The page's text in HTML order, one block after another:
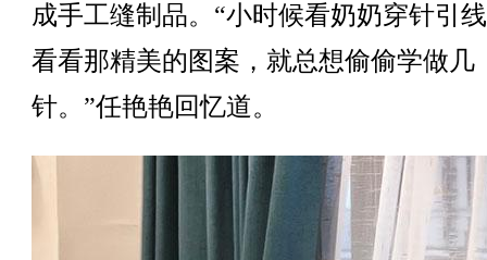
成手工缝制品。“小时候看奶奶穿针引
看看那精美的图案，就总想偷偷学做几
针。”任艳艳回忆道。